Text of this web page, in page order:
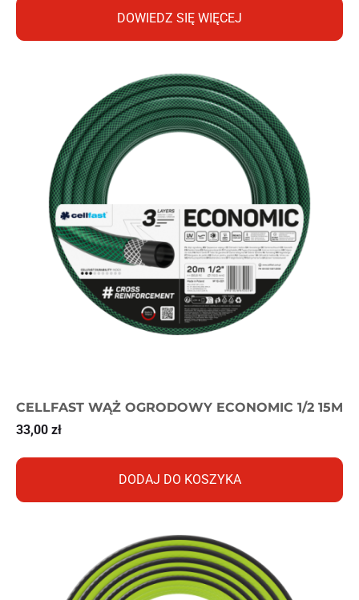
DOWIEDZ SIĘ WIĘCEJ
CELLFAST WĄŻ OGRODOWY ECONOMIC 1/2 15M
33,00 zł
DODAJ DO KOSZYKA